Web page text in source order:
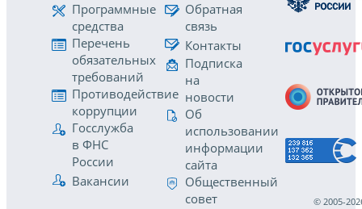
Программные
средства
Перечень
обязательных
требований
Противодействие
коррупции
Госслужба
в ФНС
России
Вакансии
Обратная
связь
Контакты
Подписка
на
новости
Об
использовании
информации
сайта
Общественный
совет
© 2005-